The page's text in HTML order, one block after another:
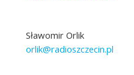
Sławomir Orlik
orlik@radioszczecin.pl